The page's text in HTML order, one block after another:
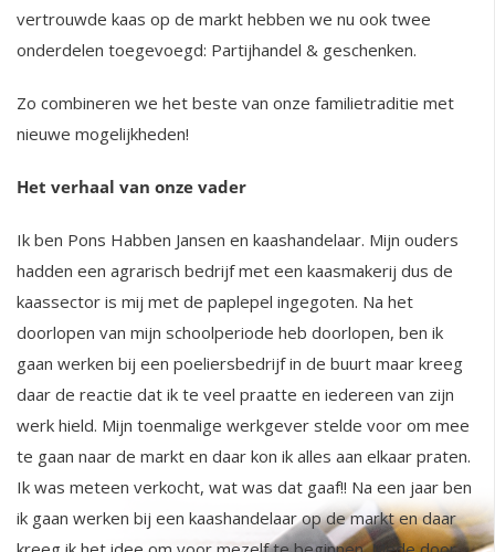
vertrouwde kaas op de markt hebben we nu ook twee
onderdelen toegevoegd: Partijhandel & geschenken.
Zo combineren we het beste van onze familietraditie met
nieuwe mogelijkheden!
Het verhaal van onze vader
Ik ben Pons Habben Jansen en kaashandelaar. Mijn ouders
hadden een agrarisch bedrijf met een kaasmakerij dus de
kaassector is mij met de paplepel ingegoten. Na het
doorlopen van mijn schoolperiode heb doorlopen, ben ik
gaan werken bij een poeliersbedrijf in de buurt maar kreeg
daar de reactie dat ik te veel praatte en iedereen van zijn
werk hield. Mijn toenmalige werkgever stelde voor om mee
te gaan naar de markt en daar kon ik alles aan elkaar praten.
Ik was meteen verkocht, wat was dat gaaf!! Na een jaar ben
ik gaan werken bij een kaashandelaar op de markt en daar